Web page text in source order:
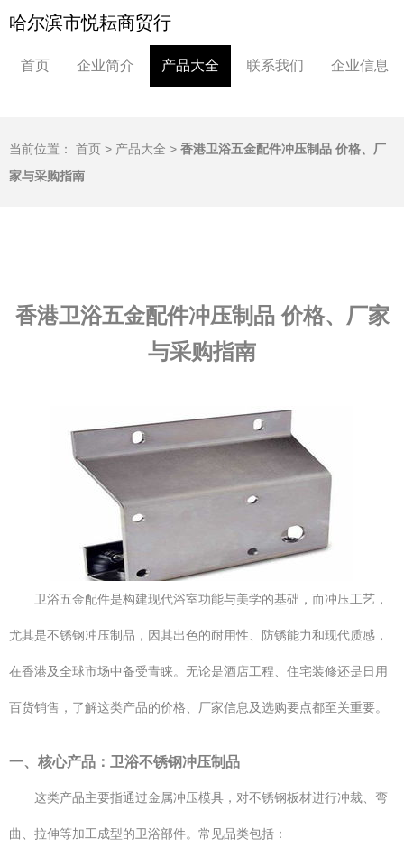
哈尔滨市悦耘商贸行
首页 企业简介 产品大全 联系我们 企业信息
当前位置： 首页 > 产品大全 > 香港卫浴五金配件冲压制品 价格、厂
家与采购指南
香港卫浴五金配件冲压制品 价格、厂家
与采购指南
卫浴五金配件是构建现代浴室功能与美学的基础，而冲压工艺，
尤其是不锈钢冲压制品，因其出色的耐用性、防锈能力和现代质感，
在香港及全球市场中备受青睐。无论是酒店工程、住宅装修还是日用
百货销售，了解这类产品的价格、厂家信息及选购要点都至关重要。
一、核心产品：卫浴不锈钢冲压制品
这类产品主要指通过金属冲压模具，对不锈钢板材进行冲裁、弯
曲、拉伸等加工成型的卫浴部件。常见品类包括：